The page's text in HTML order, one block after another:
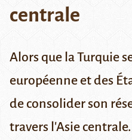
centrale
Alors que la Turquie
européenne et des
de consolider son
travers l'Asie